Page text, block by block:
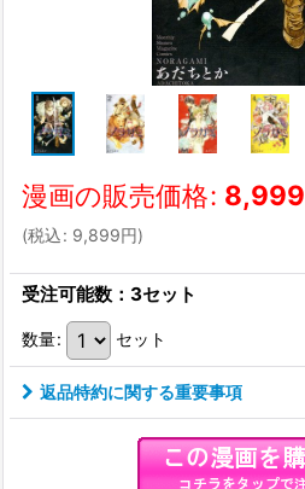
漫画の販売価格: 8,999
(税込: 9,899円)
受注可能数：3セット
数量: セット
返品特約に関する重要事項